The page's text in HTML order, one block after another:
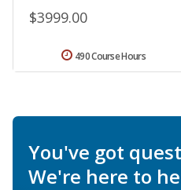
$3999.00
490 Course Hours
You've got
We're here to